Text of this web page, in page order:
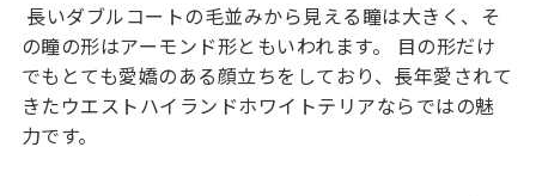
長いダブルコートの毛並みから見える瞳は大きく、そ
の瞳の形はアーモンド形ともいわれます。 目の形だけ
でもとても愛嬌のある顔立ちをしており、長年愛されて
きたウエストハイランドホワイトテリアならではの魅
力です。